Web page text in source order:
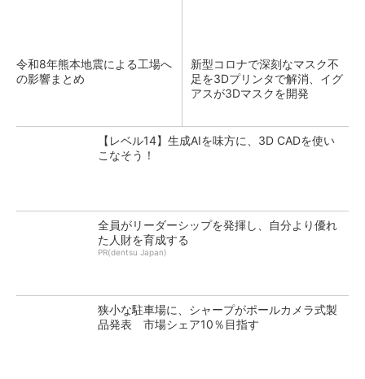
令和8年熊本地震による工場へ
の影響まとめ
新型コロナで深刻なマスク不
足を3Dプリンタで解消、イグ
アスが3Dマスクを開発
【レベル14】生成AIを味方に、3D CADを使い
こなそう！
全員がリーダーシップを発揮し、自分より優れ
た人財を育成する
PR(dentsu Japan)
狭小な駐車場に、シャープがポールカメラ式製
品発表 市場シェア10％目指す